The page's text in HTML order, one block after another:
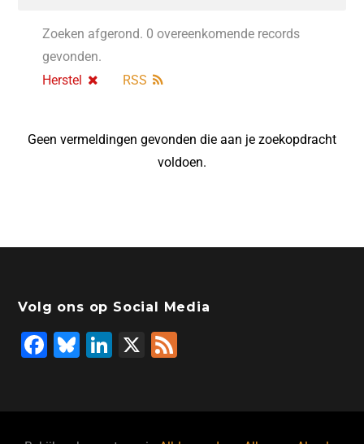
Zoeken afgerond. 0 overeenkomende records
gevonden.
Herstel
RSS
Geen vermeldingen gevonden die aan je zoekopdracht
voldoen.
Volg ons op Social Media
F
Bl
Li
X